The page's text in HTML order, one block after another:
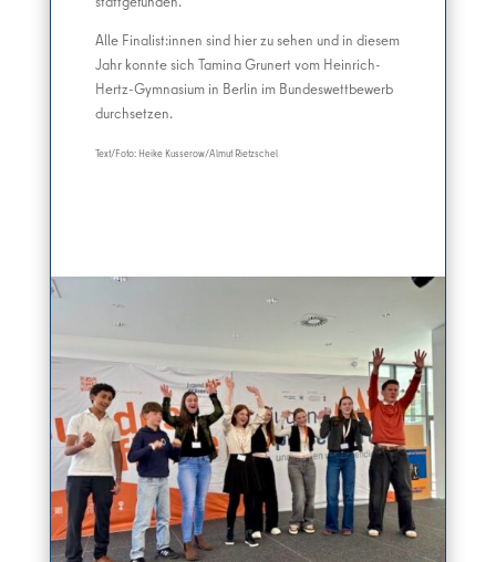
Alle Finalist:innen sind hier zu sehen und in diesem
Jahr konnte sich Tamina Grunert vom Heinrich-
Hertz-Gymnasium in Berlin im Bundeswettbewerb
durchsetzen.
Text/Foto: Heike Kusserow/Almut Rietzschel